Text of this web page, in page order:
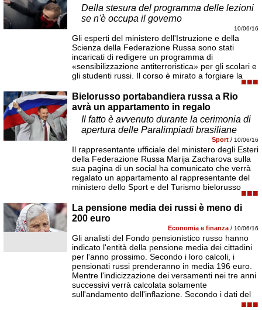
Della stesura del programma delle lezioni
se n'è occupa il governo
10/06/16
Gli esperti del ministero dell'Istruzione e della
Scienza della Federazione Russa sono stati
incaricati di redigere un programma di
«sensibilizzazione antiterroristica» per gli scolari e
gli studenti russi. Il corso è mirato a forgiare la
■■■
Bielorusso portabandiera russa a Rio
avrà un appartamento in regalo
Il fatto è avvenuto durante la cerimonia di
apertura delle Paralimpiadi brasiliane
Sport / 10/06/16
Il rappresentante ufficiale del ministero degli Esteri
della Federazione Russa Marija Zacharova sulla
sua pagina di un social ha comunicato che verrà
regalato un appartamento al rappresentante del
ministero dello Sport e del Turismo bielorusso
■■■
La pensione media dei russi è meno di
200 euro
Economia e finanza / 10/06/16
Gli analisti del Fondo pensionistico russo hanno
indicato l'entità della pensione media dei cittadini
per l'anno prossimo. Secondo i loro calcoli, i
pensionati russi prenderanno in media 196 euro.
Mentre l'indicizzazione dei versamenti nei tre anni
successivi verrà calcolata solamente
sull'andamento dell'inflazione. Secondo i dati del
■■■